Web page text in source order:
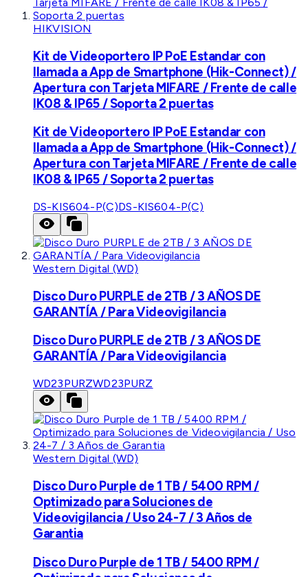
HIKVISION
Kit de Videoportero IP PoE Estandar con
llamada a App de Smartphone (Hik-Connect) /
Apertura con Tarjeta MIFARE / Frente de calle
IK08 & IP65 / Soporta 2 puertas
Kit de Videoportero IP PoE Estandar con
llamada a App de Smartphone (Hik-Connect) /
Apertura con Tarjeta MIFARE / Frente de calle
IK08 & IP65 / Soporta 2 puertas
DS-KIS604-P(C)DS-KIS604-P(C)
Western Digital (WD)
Disco Duro PURPLE de 2TB / 3 AÑOS DE
GARANTÍA / Para Videovigilancia
Disco Duro PURPLE de 2TB / 3 AÑOS DE
GARANTÍA / Para Videovigilancia
WD23PURZWD23PURZ
Western Digital (WD)
Disco Duro Purple de 1 TB / 5400 RPM /
Optimizado para Soluciones de
Videovigilancia / Uso 24-7 / 3 Años de
Garantia
Disco Duro Purple de 1 TB / 5400 RPM /